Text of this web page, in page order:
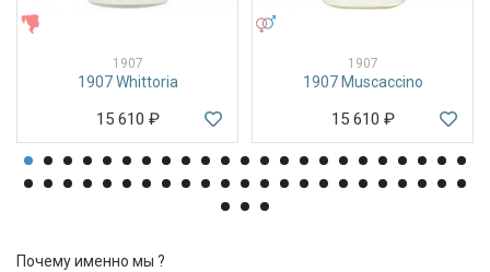
1907
1907 Whittoria
15 610 ₽
1907
1907 Muscaccino
15 610 ₽
Почему именно мы ?